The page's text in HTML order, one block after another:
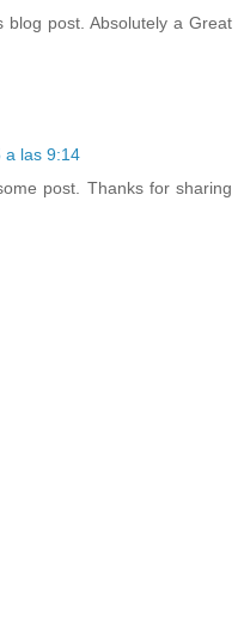
post. Absolutely a Great
a las 9:14
post. Thanks for sharing